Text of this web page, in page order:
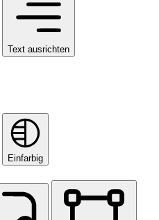
Text ausrichten
Einfarbig